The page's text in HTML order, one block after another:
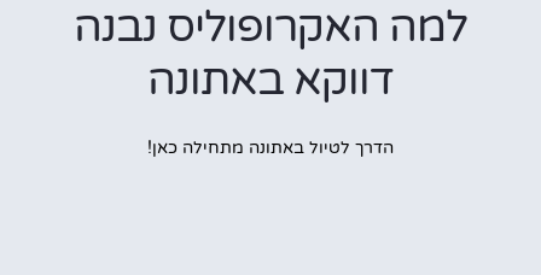
למה האקרופוליס נבנה
דווקא באתונה
הדרך לטיול באתונה מתחילה כאן!